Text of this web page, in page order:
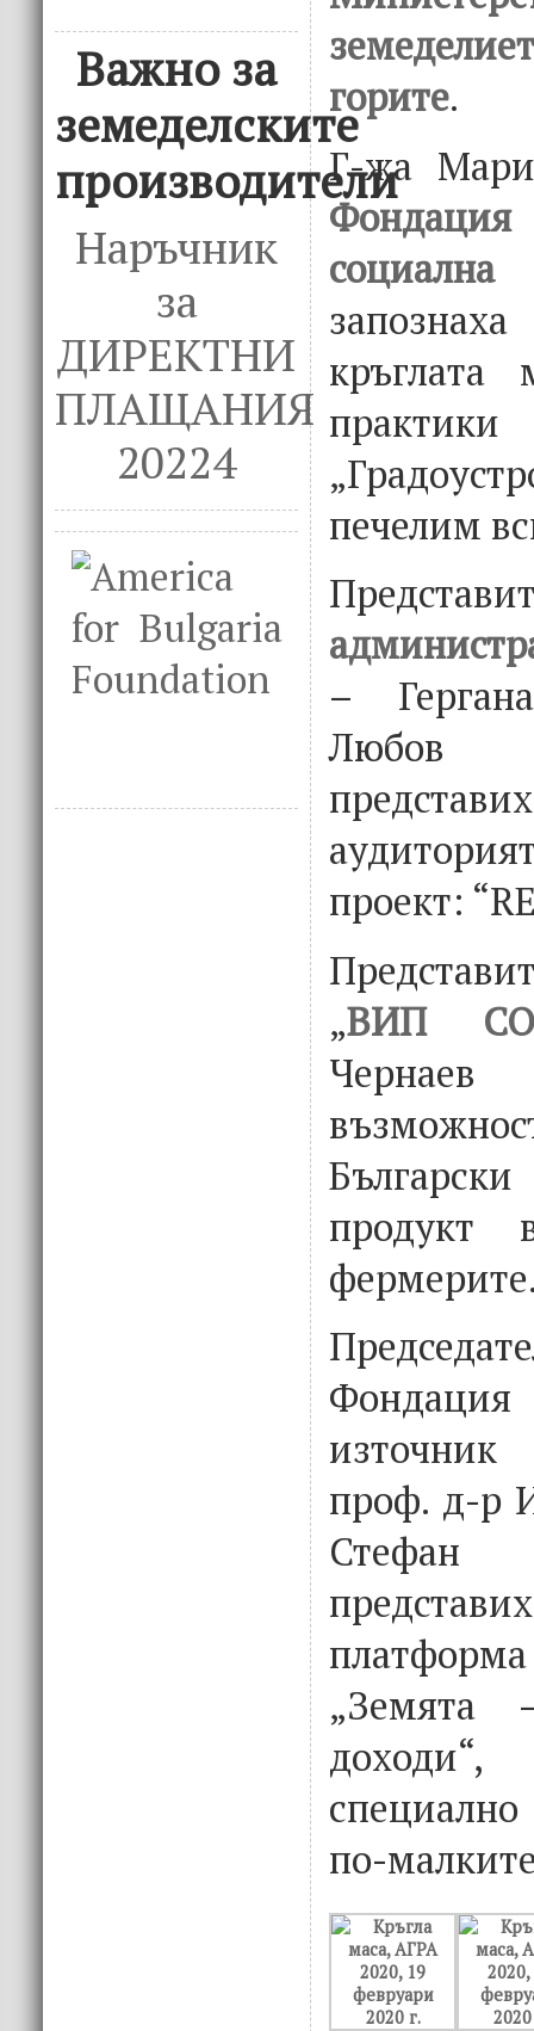
Важно за
земеделските
производители
Наръчник
за
ДИРЕКТНИ
ПЛАЩАНИЯ
20224
горите.
Г-жа
кръглата
печелим
–
Любов
проект:
„ВИП
продукт
проф. д-р
„Земята
по-